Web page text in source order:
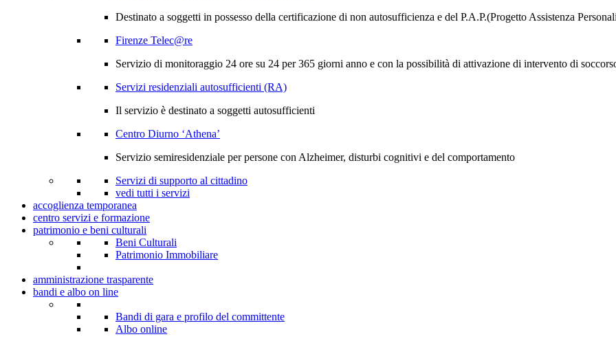
Destinato a soggetti in possesso della certificazione di non autosufficienza e del P.A.P.(Progetto Assistenza
Firenze Telec@re
Servizio di monitoraggio 24 ore su 24 per 365 giorni anno e con la possibilità di attivazione di intervento di
Servizi residenziali autosufficienti (RA)
Il servizio è destinato a soggetti autosufficienti
Centro Diurno ‘Athena’
Servizio semiresidenziale per persone con Alzheimer, disturbi cognitivi e del comportamento
Servizi di supporto al cittadino
vedi tutti i servizi
accoglienza temporanea
centro servizi e formazione
patrimonio e beni culturali
Beni Culturali
Patrimonio Immobiliare
amministrazione trasparente
bandi e albo on line
Bandi di gara e profilo del committente
Albo online